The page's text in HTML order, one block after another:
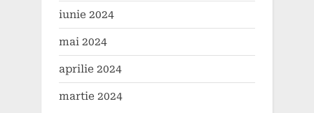
iunie 2024
mai 2024
aprilie 2024
martie 2024